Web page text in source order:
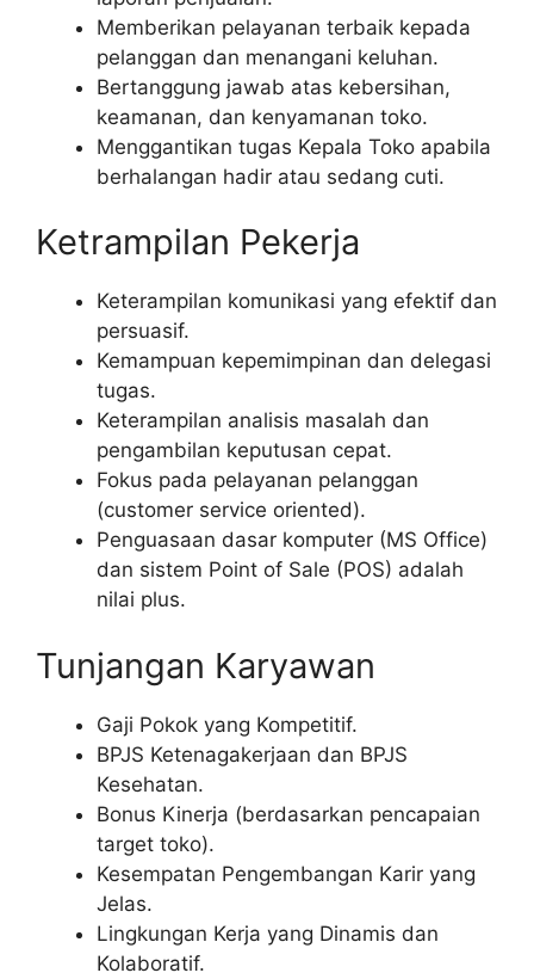
Memberikan pelayanan terbaik kepada
pelanggan dan menangani keluhan.
Bertanggung jawab atas kebersihan,
keamanan, dan kenyamanan toko.
Menggantikan tugas Kepala Toko apabila
berhalangan hadir atau sedang cuti.
Ketrampilan Pekerja
Keterampilan komunikasi yang efektif dan
persuasif.
Kemampuan kepemimpinan dan delegasi
tugas.
Keterampilan analisis masalah dan
pengambilan keputusan cepat.
Fokus pada pelayanan pelanggan
(customer service oriented).
Penguasaan dasar komputer (MS Office)
dan sistem Point of Sale (POS) adalah
nilai plus.
Tunjangan Karyawan
Gaji Pokok yang Kompetitif.
BPJS Ketenagakerjaan dan BPJS
Kesehatan.
Bonus Kinerja (berdasarkan pencapaian
target toko).
Kesempatan Pengembangan Karir yang
Jelas.
Lingkungan Kerja yang Dinamis dan
Kolaboratif.